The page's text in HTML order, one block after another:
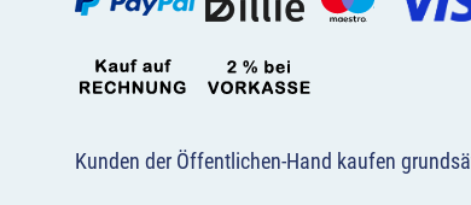
Kunden der Öffentlichen-Hand kaufen